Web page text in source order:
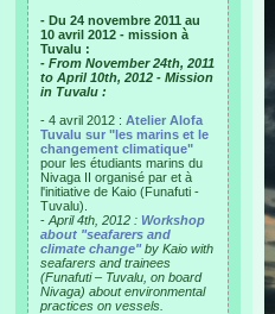
- Du 24 novembre 2011 au
10 avril 2012 - mission à
Tuvalu :
- From November 24th, 2011
to April 10th, 2012 - Mission
in Tuvalu :
- 4 avril 2012 : Atelier Alofa
Tuvalu sur "les marins et le
changement climatique"
pour les étudiants marins du
Nivaga II organisé par et à
l'initiative de Kaio (Funafuti -
Tuvalu).
- April 4th, 2012 : Workshop
about "seafarers and
climate change"by Kaio with
seafarers and trainees
(Funafuti – Tuvalu, on board
Nivaga) about environmental
practices on vessels.